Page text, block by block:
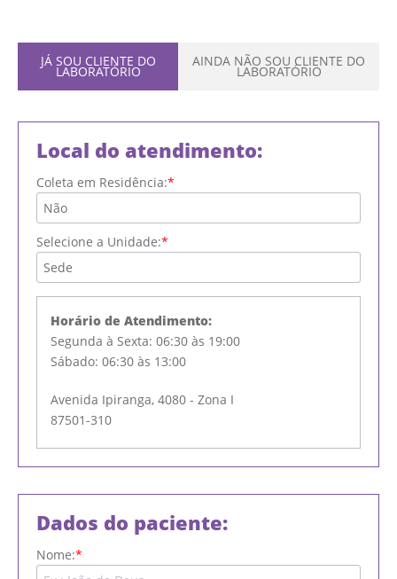
JÁ SOU CLIENTE DO
LABORATÓRIO
AINDA NÃO SOU CLIENTE DO
LABORATÓRIO
Local do atendimento:
Coleta em Residência:
Selecione a Unidade:
Horário de Atendimento:
Segunda à Sexta: 06:30 às 19:00
Sábado: 06:30 às 13:00
Avenida Ipiranga, 4080 - Zona I
87501-310
Dados do paciente:
Nome: